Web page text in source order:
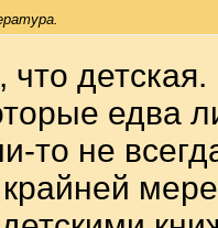
едва
то не